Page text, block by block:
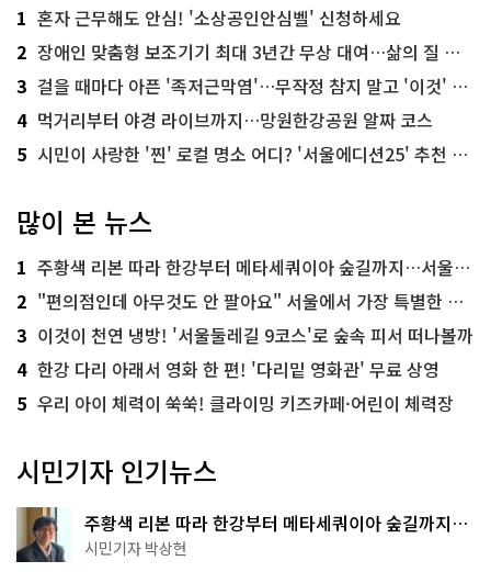
1 혼자 근무해도 안심! '소상공인안심벨' 신청하세요
2 장애인 맞춤형 보조기기 최대 3년간 무상 대여…삶의 질 높인다
3 걸을 때마다 아픈 '족저근막염'…무작정 참지 말고 '이것' 해보세요!
4 먹거리부터 야경 라이브까지…망원한강공원 알짜 코스
5 시민이 사랑한 '찐' 로컬 명소 어디? '서울에디션25' 추천 코스
많이 본 뉴스
1 주황색 리본 따라 한강부터 메타세쿼이아 숲길까지…서울둘레길 15코스
2 "편의점인데 아무것도 안 팔아요" 서울에서 가장 특별한 편의점의 정체
3 이것이 천연 냉방! '서울둘레길 9코스'로 숲속 피서 떠나볼까
4 한강 다리 아래서 영화 한 편! '다리밑 영화관' 무료 상영
5 우리 아이 체력이 쑥쑥! 클라이밍 키즈카페·어린이 체력장
시민기자 인기뉴스
주황색 리본 따라 한강부터 메타세쿼이아 숲길까지…
서울둘레길 15코스
시민기자 박상현